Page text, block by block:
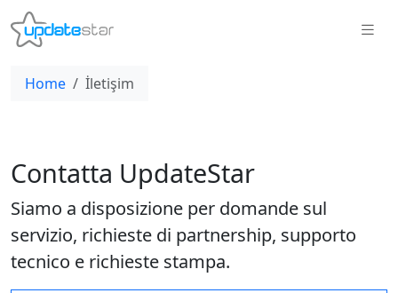
Home İletişim
Contatta UpdateStar
Siamo a disposizione per domande sul
servizio, richieste di partnership, supporto
tecnico e richieste stampa.